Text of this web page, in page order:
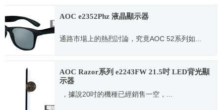
AOC e2352Phz 液晶顯示器
通路市場上的熱烈討論，究竟AOC 52系列如...
AOC Razor系列 e2243FW 21.5吋 LED背光顯
示器
，據說20吋的機種已經銷售一空，...